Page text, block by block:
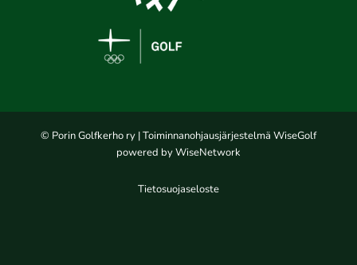
© Porin Golfkerho ry | Toiminnanohjausjärjestelmä WiseGolf
powered by WiseNetwork
Tietosuojaseloste